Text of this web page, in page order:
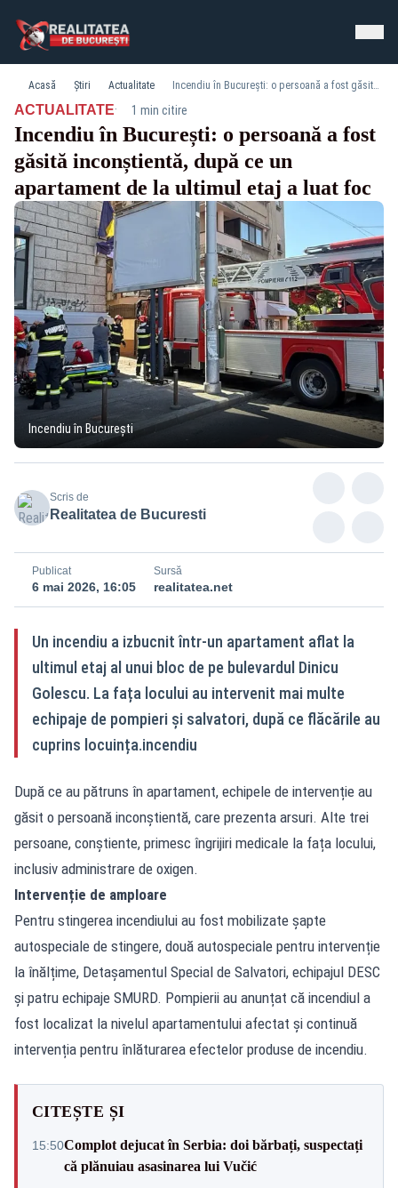
Acasă Știri Actualitate Incendiu în București: o persoană a fost găsită inconștientă, după ce un apartament de la ultimul etaj a luat foc
ACTUALITATE· 1 min citire
Incendiu în București: o persoană a fost
găsită inconștientă, după ce un
apartament de la ultimul etaj a luat foc
Incendiu în București
Scris de
Realitatea de Bucuresti
Publicat
6 mai 2026, 16:05
Sursă
realitatea.net
Un incendiu a izbucnit într-un apartament aflat la
ultimul etaj al unui bloc de pe bulevardul Dinicu
Golescu. La fața locului au intervenit mai multe
echipaje de pompieri și salvatori, după ce flăcările au
cuprins locuința.incendiu
După ce au pătruns în apartament, echipele de intervenție au
găsit o persoană inconștientă, care prezenta arsuri. Alte trei
persoane, conștiente, primesc îngrijiri medicale la fața locului,
inclusiv administrare de oxigen.
Intervenție de amploare
Pentru stingerea incendiului au fost mobilizate șapte
autospeciale de stingere, două autospeciale pentru intervenție
la înălțime, Detașamentul Special de Salvatori, echipajul DESC
și patru echipaje SMURD. Pompierii au anunțat că incendiul a
fost localizat la nivelul apartamentului afectat și continuă
intervenția pentru înlăturarea efectelor produse de incendiu.
CITEȘTE ȘI
15:50Complot dejucat în Serbia: doi bărbați, suspectați
că plănuiau asasinarea lui Vučić